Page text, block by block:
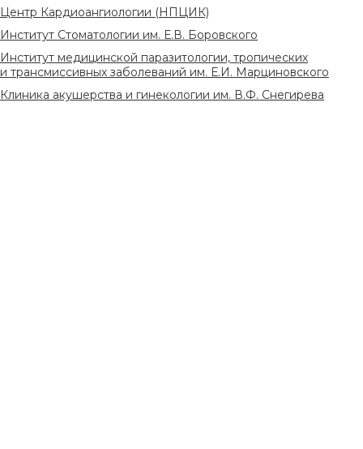
Центр Кардиоангиологии (НПЦИК)
Институт Стоматологии им. Е.В. Боровского
Институт медицинской паразитологии, тропических
и трансмиссивных заболеваний им. Е.И. Марциновского
Клиника акушерства и гинекологии им. В.Ф. Снегирева